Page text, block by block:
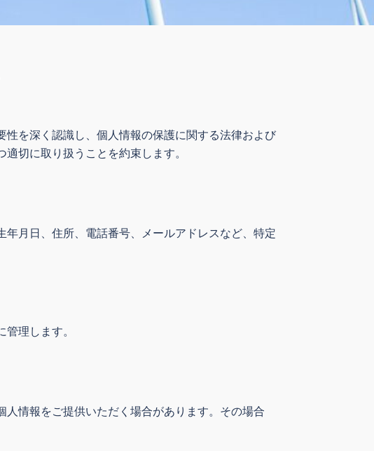
を深く認識し、個人情報の保護に関する法律および
切に取り扱うことを約束します。
月日、住所、電話番号、メールアドレスなど、特定
理します。
情報をご提供いただく場合があります。その場合